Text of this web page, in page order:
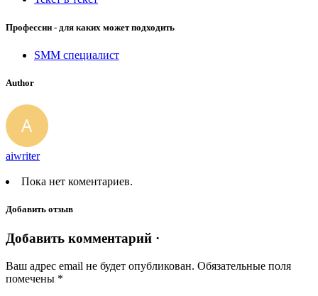
Профессии - для каких может подходить
SMM специалист
Author
aiwriter
Пока нет коментариев.
Добавить отзыв
Добавить комментарий ·
Ваш адрес email не будет опубликован. Обязательные поля
помечены *